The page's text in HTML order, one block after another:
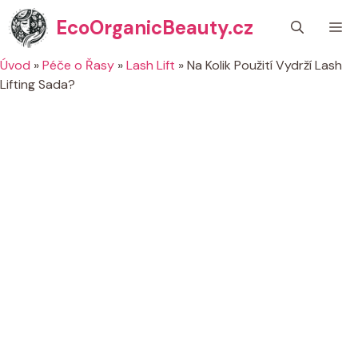
Přeskočit
na
obsah
EcoOrganicBeauty.cz
Úvod »Péče o Řasy »Lash Lift »Na Kolik Použití Vydrží Lash
Lifting Sada?